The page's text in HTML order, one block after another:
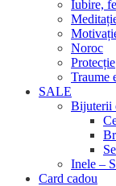
Iubire,
Noroc
Protecție
Traume
SALE
Bijuterii
Inele –
Card cadou